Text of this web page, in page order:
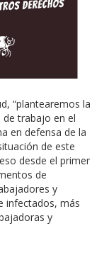
“plantearemos la
trabajo en el
en defensa de la
de este
desde el primer
de
y
infectados, más
y